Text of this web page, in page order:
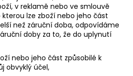
v reklamě nebo ve smlouvě
lze zboží nebo jeho část
než záruční doba, odpovídáme
doby za to, že do uplynutí
nebo jeho část způsobilé k
obvyklý účel,